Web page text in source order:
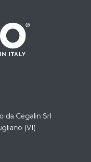
da Cegalin Srl
(VI)